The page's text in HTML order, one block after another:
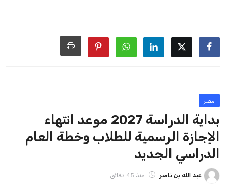
مصر
بداية الدراسة 2027 موعد انتهاء
الإجازة الرسمية للطلاب وخطة العام
الدراسي الجديد
عبد الله بن ناصر منذ 45 دقائق